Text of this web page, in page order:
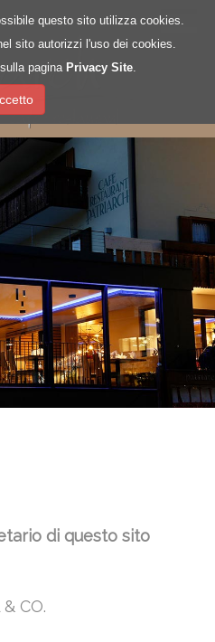
di questo sito
CO.
questo sito utilizza cookies.
sito autorizzi l'uso dei cookies.
pagina Privacy Site.